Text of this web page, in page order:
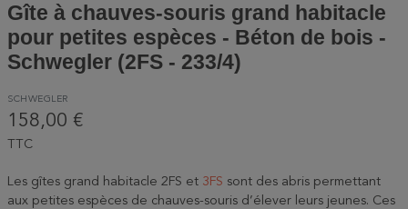
Gîte à chauves-souris grand habitacle
pour petites espèces - Béton de bois -
Schwegler (2FS - 233/4)
SCHWEGLER
158,00 €
TTC
Les gîtes grand habitacle 2FS et 3FS sont des abris permettant
aux petites espèces de chauves-souris d’élever leurs jeunes. Ces